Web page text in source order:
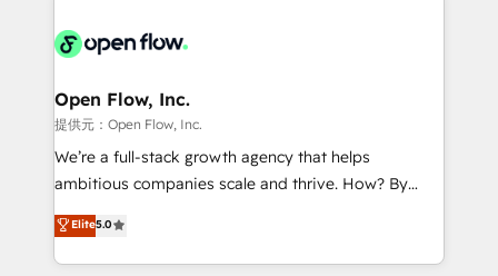
things are happening.
integrated buyers journey. Elixir is located in
and Amsterdam. Elixir is a first mover and leader
when it comes to HubSpot sales and service
implementations, highly renowned for our business
acumen, process (re-)design experience and a
integrate HubSpot with complex solutions like SAP,
MicroSoft, custom solutions,... Our company also has
Open Flow, Inc.
提供元：Open Flow, Inc.
We’re a full-stack growth agency that helps
ambitious companies scale and thrive. How? By
upgrading and streamlining every single revenue-
generating aspect of your business. We’re proud
HubSpot Elite Solutions Partners and devout CRM
Elite5.0